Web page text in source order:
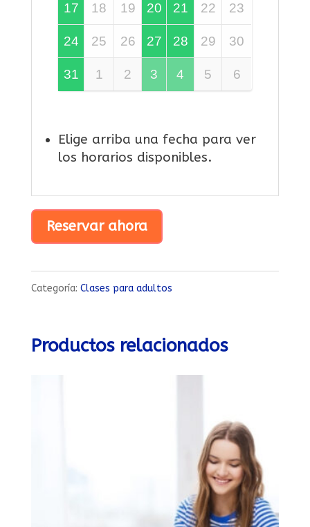
17 18 19 20 21 22 23
24 25 26 27 28 29 30
31 1 2 3 4 5 6
Elige arriba una fecha para ver
los horarios disponibles.
Reservar ahora
Categoría: Clases para adultos
Productos relacionados